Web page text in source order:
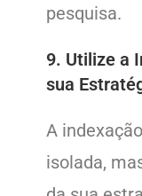
pesquisa.
9. Utilize a
sua
A
isolada,